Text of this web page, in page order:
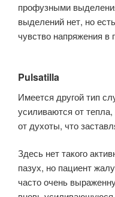
профузными
выделений нет, но
чувство напряжения в
Pulsatilla
Имеется другой тип
усиливаются от
от духоты, что
Здесь нет такого
пазух, но пациент
часто очень